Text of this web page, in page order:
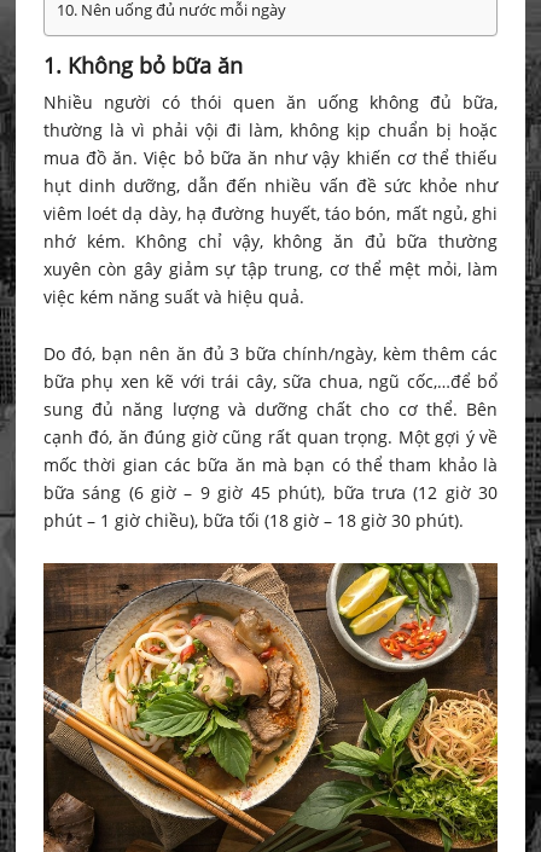
10. Nên uống đủ nước mỗi ngày
1. Không bỏ bữa ăn
Nhiều người có thói quen ăn uống không đủ bữa,
thường là vì phải vội đi làm, không kịp chuẩn bị hoặc
mua đồ ăn. Việc bỏ bữa ăn như vậy khiến cơ thể thiếu
hụt dinh dưỡng, dẫn đến nhiều vấn đề sức khỏe như
viêm loét dạ dày, hạ đường huyết, táo bón, mất ngủ, ghi
nhớ kém. Không chỉ vậy, không ăn đủ bữa thường
xuyên còn gây giảm sự tập trung, cơ thể mệt mỏi, làm
việc kém năng suất và hiệu quả.
Do đó, bạn nên ăn đủ 3 bữa chính/ngày, kèm thêm các
bữa phụ xen kẽ với trái cây, sữa chua, ngũ cốc,…để bổ
sung đủ năng lượng và dưỡng chất cho cơ thể. Bên
cạnh đó, ăn đúng giờ cũng rất quan trọng. Một gợi ý về
mốc thời gian các bữa ăn mà bạn có thể tham khảo là
bữa sáng (6 giờ – 9 giờ 45 phút), bữa trưa (12 giờ 30
phút – 1 giờ chiều), bữa tối (18 giờ – 18 giờ 30 phút).